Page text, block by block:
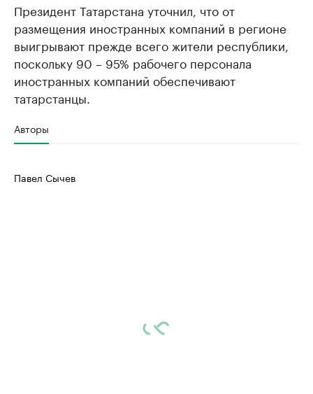
Президент Татарстана уточнил, что от
размещения иностранных компаний в регионе
выигрывают прежде всего жители республики,
поскольку 90 – 95% рабочего персонала
иностранных компаний обеспечивают
татарстанцы.
Авторы
Павел Сычев